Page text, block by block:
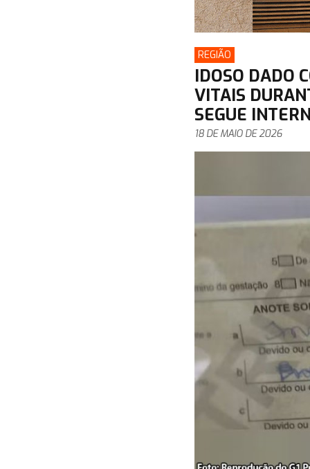
REGIÃO
IDOSO DADO
VITAIS
SEGUE
18 DE MAIO DE 2026